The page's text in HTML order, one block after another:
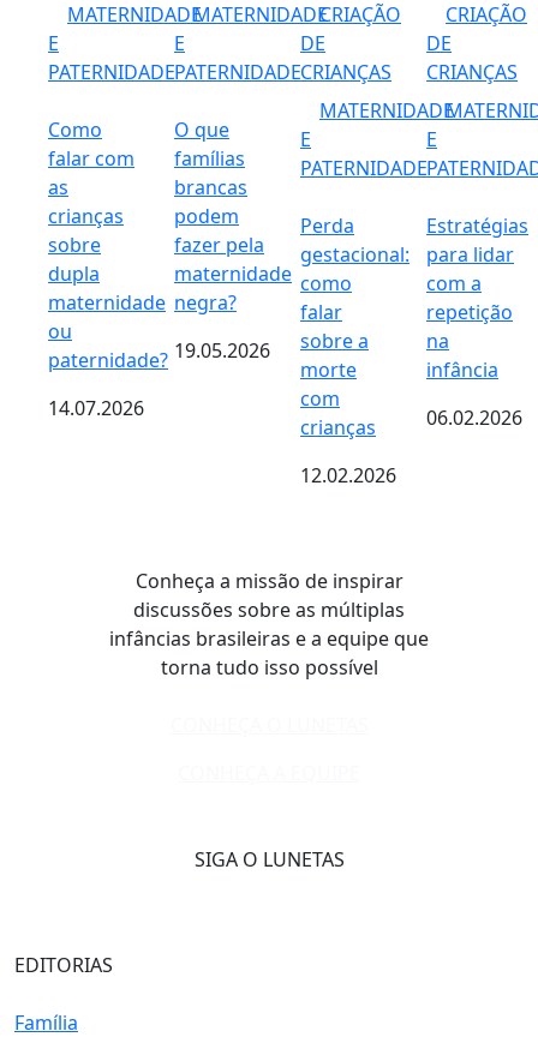
MATERNIDADE
E
PATERNIDADE
Como
falar com
as
crianças
sobre
dupla
maternidade
ou
paternidade?
14.07.2026
MATERNIDADE
E
PATERNIDADE
O que
famílias
brancas
podem
fazer pela
maternidade
negra?
19.05.2026
CRIAÇÃO
DE
CRIANÇAS
MATERNIDADE
E
PATERNIDADE
Perda
gestacional:
como
falar
sobre a
morte
com
crianças
12.02.2026
CRIAÇÃO
DE
CRIANÇAS
E
Estratégias
para lidar
com a
repetição
na
infância
06.02.2026
Conheça a missão de inspirar
discussões sobre as múltiplas
infâncias brasileiras e a equipe que
torna tudo isso possível
SIGA O LUNETAS
EDITORIAS
Família